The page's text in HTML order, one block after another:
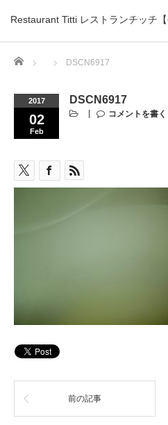
Restaurant Titti レストランチッチ
Home DSCN6917
2017
02
Feb
DSCN6917
コメントを書く
前の記事